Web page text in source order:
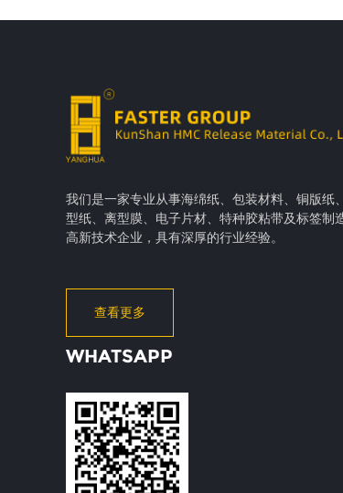
我们是一家专业从事海绵纸、包装材料、铜版纸
型纸、离型膜、电子片材、特种胶粘带及标签制
高新技术企业，具有深厚的行业经验。
查看更多
WHATSAPP